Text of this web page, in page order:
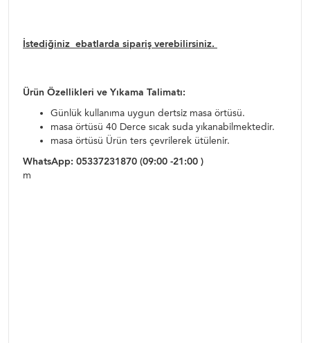
İstediğiniz ebatlarda sipariş verebilirsiniz.
Ürün Özellikleri ve Yıkama Talimatı:
Günlük kullanıma uygun dertsiz masa örtüsü.
masa örtüsü 40 Derce sıcak suda yıkanabilmektedir.
masa örtüsü Ürün ters çevrilerek ütülenir.
WhatsApp: 05337231870 (09:00 -21:00 )
m